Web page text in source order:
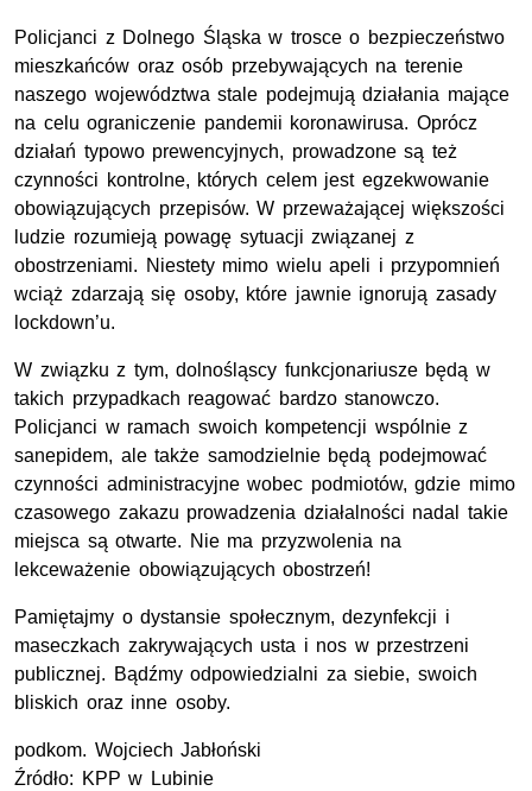
Policjanci z Dolnego Śląska w trosce o bezpieczeństwo
mieszkańców oraz osób przebywających na terenie
naszego województwa stale podejmują działania mające
na celu ograniczenie pandemii koronawirusa. Oprócz
działań typowo prewencyjnych, prowadzone są też
czynności kontrolne, których celem jest egzekwowanie
obowiązujących przepisów. W przeważającej większości
ludzie rozumieją powagę sytuacji związanej z
obostrzeniami. Niestety mimo wielu apeli i przypomnień
wciąż zdarzają się osoby, które jawnie ignorują zasady
lockdown’u.
W związku z tym, dolnośląscy funkcjonariusze będą w
takich przypadkach reagować bardzo stanowczo.
Policjanci w ramach swoich kompetencji wspólnie z
sanepidem, ale także samodzielnie będą podejmować
czynności administracyjne wobec podmiotów, gdzie mimo
czasowego zakazu prowadzenia działalności nadal takie
miejsca są otwarte. Nie ma przyzwolenia na
lekceważenie obowiązujących obostrzeń!
Pamiętajmy o dystansie społecznym, dezynfekcji i
maseczkach zakrywających usta i nos w przestrzeni
publicznej. Bądźmy odpowiedzialni za siebie, swoich
bliskich oraz inne osoby.
podkom. Wojciech Jabłoński
Źródło: KPP w Lubinie